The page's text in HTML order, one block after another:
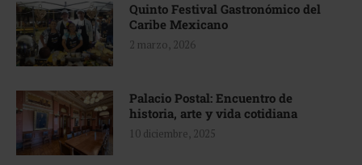
Quinto Festival Gastronómico del
Caribe Mexicano
2 marzo, 2026
Palacio Postal: Encuentro de
historia, arte y vida cotidiana
10 diciembre, 2025